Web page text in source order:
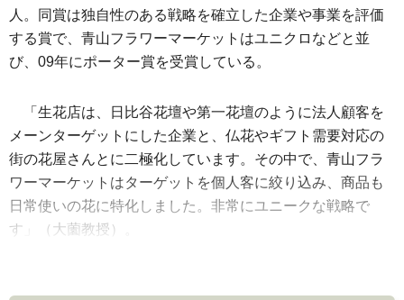
人。同賞は独自性のある戦略を確立した企業や事業を評価
する賞で、青山フラワーマーケットはユニクロなどと並
び、09年にポーター賞を受賞している。
「生花店は、日比谷花壇や第一花壇のように法人顧客を
メーンターゲットにした企業と、仏花やギフト需要対応の
街の花屋さんとに二極化しています。その中で、青山フラ
ワーマーケットはターゲットを個人客に絞り込み、商品も
日常使いの花に特化しました。非常にユニークな戦略で
す」（大薗教授）。